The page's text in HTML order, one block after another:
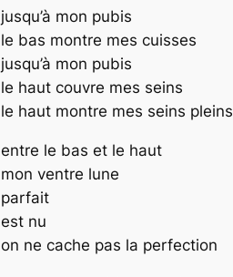
jusqu’à mon pubis
le bas montre mes cuisses
jusqu’à mon pubis
le haut couvre mes seins
le haut montre mes seins pleins
entre le bas et le haut
mon ventre lune
parfait
est nu
on ne cache pas la perfection